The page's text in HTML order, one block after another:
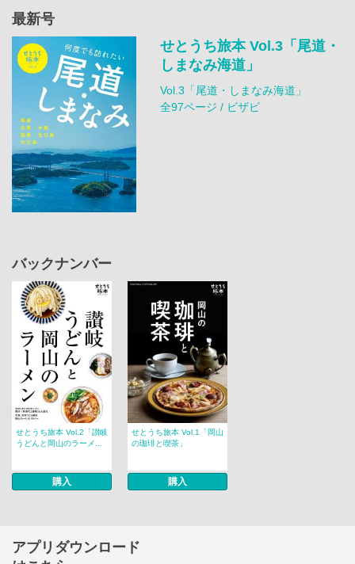
最新号
せとうち旅本 Vol.3「尾道・
しまなみ海道」
Vol.3「尾道・しまなみ海道」
全97ページ / ビザビ
バックナンバー
せとうち旅本 Vol.2「讃岐
うどんと岡山のラーメ...
購入
せとうち旅本 Vol.1「岡山
の珈琲と喫茶」
購入
アプリダウンロード